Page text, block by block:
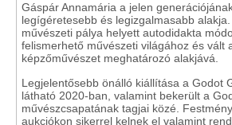
Gáspár Annamária a jelen
legígéretesebb és legizgalmasabb alakja.
művészeti pálya helyett autodidakta
felismerhető művészeti világához és vált
képzőművészet meghatározó alakjává.
Legjelentősebb önálló kiállítása a Godot
látható 2020-ban, valamint bekerült a
művészcsapatának tagjai közé.
aukciókon sikerrel kelnek el valamint